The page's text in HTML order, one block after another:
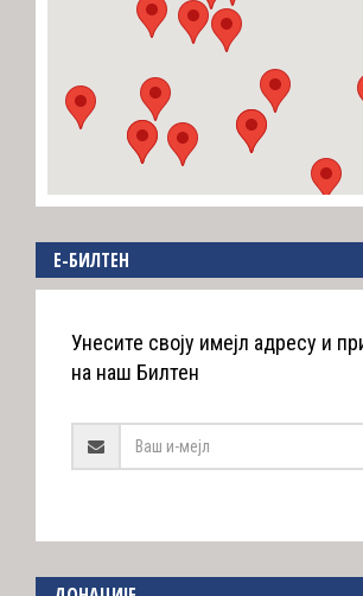
E-БИЛТЕН
Унесите своју имејл адресу и
на наш Билтен